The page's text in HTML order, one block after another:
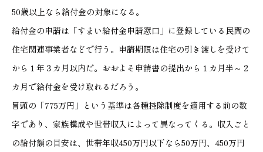
50歳以上なら給付金の対象になる。
給付金の申請は「すまい給付金申請窓口」に登録している民間の
住宅関連事業者などで行う。申請期限は住宅の引き渡しを受けて
から１年３カ月以内だ。おおよそ申請書の提出から１カ月半～２
カ月で給付金を受け取れるだろう。
冒頭の「775万円」という基準は各種控除制度を適用する前の数
字であり、家族構成や世帯収入によって異なってくる。収入ごと
の給付額の目安は、世帯年収450万円以下なら50万円、450万円